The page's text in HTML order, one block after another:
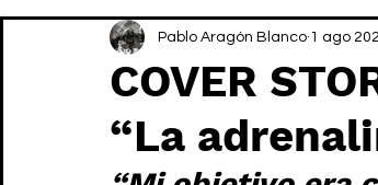
COVER
“La
Pablo Aragón Blanco 1 ago